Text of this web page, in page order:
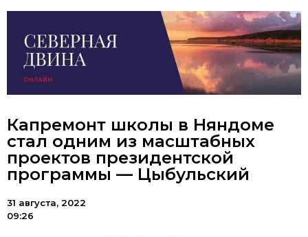
Капремонт школы в Няндоме
стал одним из масштабных
проектов президентской
программы — Цыбульский
31 августа, 2022
09:26